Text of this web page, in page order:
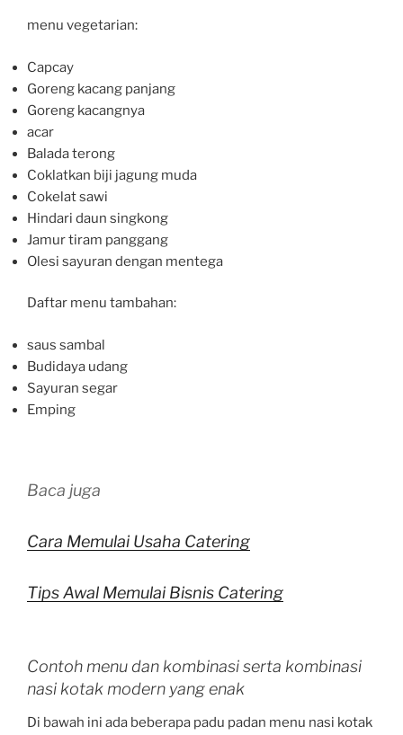
menu vegetarian:
Capcay
Goreng kacang panjang
Goreng kacangnya
acar
Balada terong
Coklatkan biji jagung muda
Cokelat sawi
Hindari daun singkong
Jamur tiram panggang
Olesi sayuran dengan mentega
Daftar menu tambahan:
saus sambal
Budidaya udang
Sayuran segar
Emping
Baca juga
Cara Memulai Usaha Catering
Tips Awal Memulai Bisnis Catering
Contoh menu dan kombinasi serta kombinasi
nasi kotak modern yang enak
Di bawah ini ada beberapa padu padan menu nasi kotak